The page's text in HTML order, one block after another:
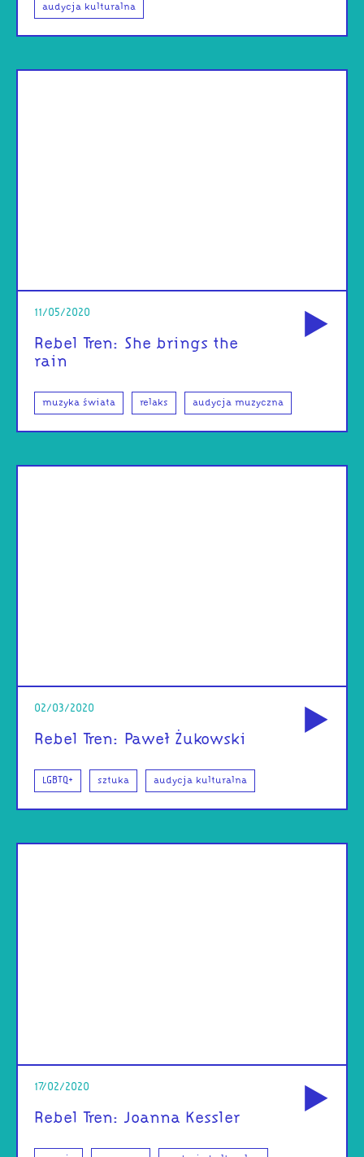
audycja kulturalna
11/05/2020
Rebel Tren: She brings the
rain
muzyka świata relaks audycja muzyczna
02/03/2020
Rebel Tren: Paweł Żukowski
LGBTQ+ sztuka audycja kulturalna
17/02/2020
Rebel Tren: Joanna Kessler